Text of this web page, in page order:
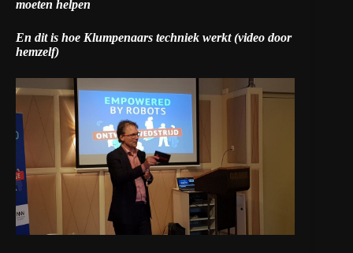
moeten helpen
En dit is hoe Klumpenaars techniek werkt (video door
hemzelf)